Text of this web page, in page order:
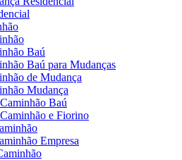
Baú
Baú para Mudanças
de Mudança
Mudança
Baú
e Fiorino
Empresa